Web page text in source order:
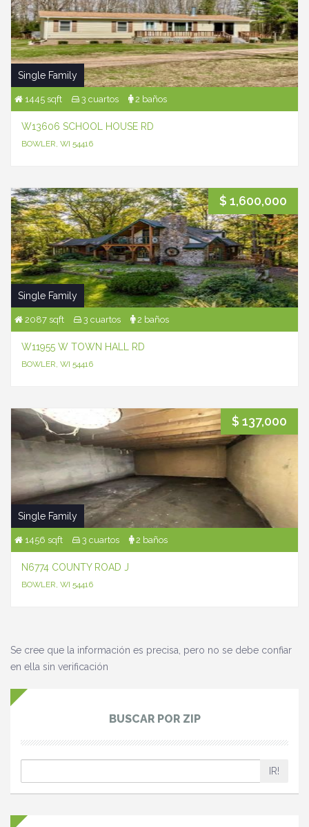
Single Family
1445 sqft 3 cuartos 2 baños
W13606 SCHOOL HOUSE RD
BOWLER, WI 54416
$ 1,600,000
Single Family
2087 sqft 3 cuartos 2 baños
W11955 W TOWN HALL RD
BOWLER, WI 54416
$ 137,000
Single Family
1456 sqft 3 cuartos 2 baños
N6774 COUNTY ROAD J
BOWLER, WI 54416
Se cree que la información es precisa, pero no se debe confiar
en ella sin verificación
BUSCAR POR ZIP
IR!